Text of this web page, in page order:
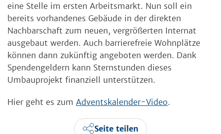
eine Stelle im ersten Arbeitsmarkt. Nun soll ein
bereits vorhandenes Gebäude in der direkten
Nachbarschaft zum neuen, vergrößerten Internat
ausgebaut werden. Auch barrierefreie Wohnplätze
können dann zukünftig angeboten werden. Dank
Spendengeldern kann Sternstunden dieses
Umbauprojekt finanziell unterstützen.
Hier geht es zum Adventskalender-Video.
Seite teilen